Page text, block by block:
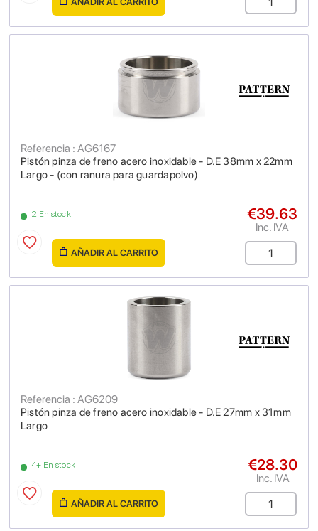
Pistón pinza de freno acero inoxidable - D.E 38mm x 22mm
Largo - (con ranura para guardapolvo)
Referencia : AG6167
2 En stock €39.63
Inc. IVA
AÑADIR AL CARRITO
Pistón pinza de freno acero inoxidable - D.E 27mm x 31mm
Largo
Referencia : AG6209
4+ En stock €28.30
Inc. IVA
AÑADIR AL CARRITO